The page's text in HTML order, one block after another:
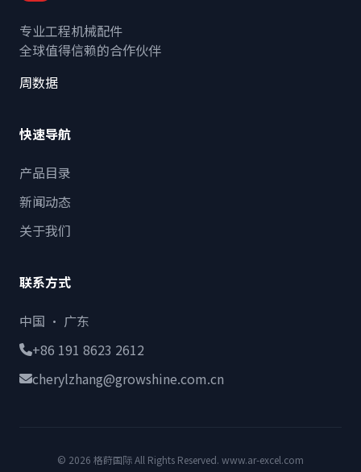
专业工程机械配件
全球值得信赖的合作伙伴
周数据
快速导航
产品目录
新闻动态
关于我们
联系方式
中国 · 广东
+86 191 8623 2612
cherylzhang@growshine.com.cn
© 2026 格莳国际 All Rights Reserved. www.ar-excel.com